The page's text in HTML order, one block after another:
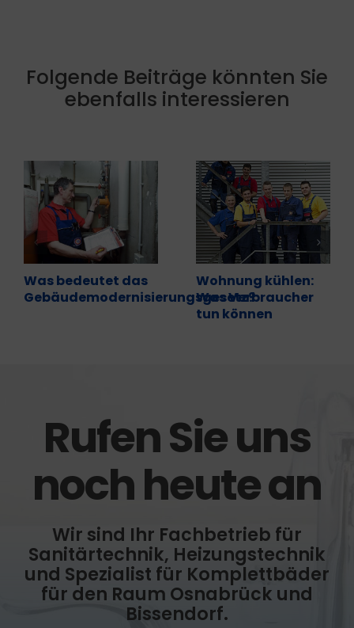
Folgende Beiträge könnten Sie
ebenfalls interessieren
Was bedeutet das
Gebäudemodernisierungsgesetz?
Wohnung kühlen:
Was Verbraucher
tun können
Rufen Sie uns
noch heute an
Wir sind Ihr Fachbetrieb für
Sanitärtechnik, Heizungstechnik
und Spezialist für Komplettbäder
für den Raum Osnabrück und
Bissendorf.